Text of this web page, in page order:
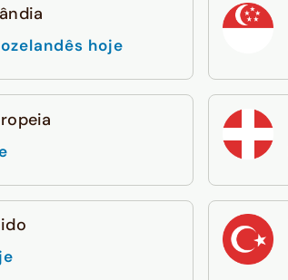
hoje